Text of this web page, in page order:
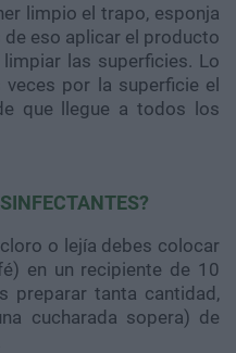
limpio el trapo, esponja
de eso aplicar el producto
las superficies. Lo
por la superficie el
que llegue a todos los
o lejía debes colocar
en un recipiente de 10
preparar tanta cantidad,
cucharada sopera) de